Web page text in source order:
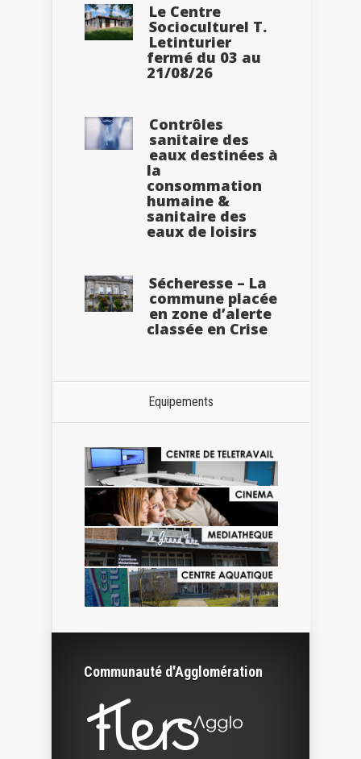
Le Centre
Socioculturel T.
Letinturier
fermé du 03 au
21/08/26
Contrôles
sanitaire des
eaux destinées à
la
consommation
humaine &
sanitaire des
eaux de loisirs
Sécheresse – La
commune placée
en zone d’alerte
classée en Crise
Equipements
Communauté d'Agglomération